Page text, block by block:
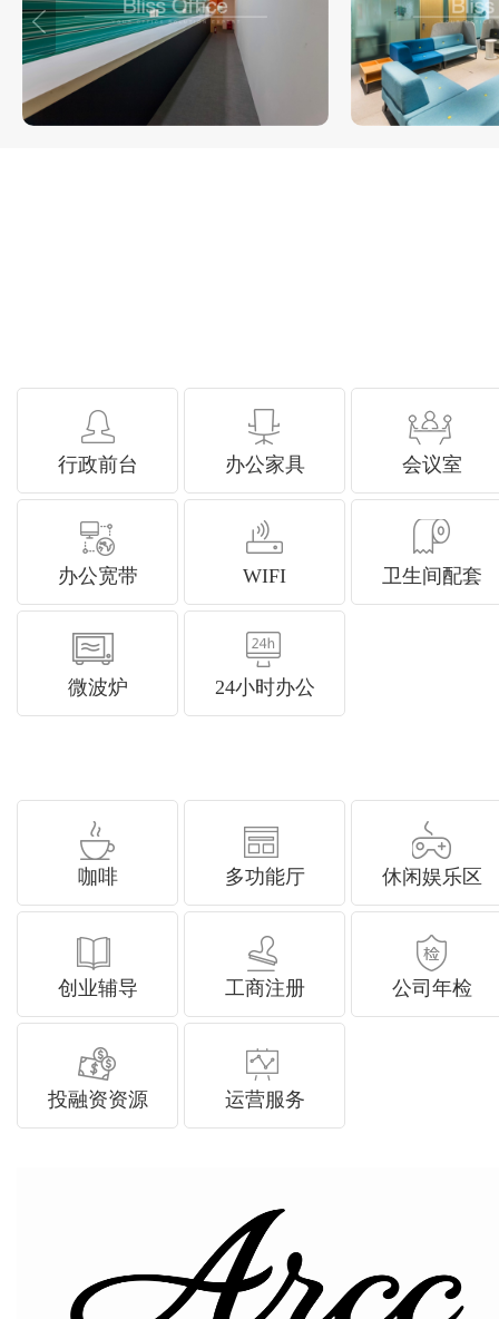
行政前台 办公家具 会议室
办公宽带 WIFI 卫生间配套
微波炉 24小时办公
咖啡 多功能厅 休闲娱乐区
创业辅导 工商注册 公司年检
投融资资源 运营服务